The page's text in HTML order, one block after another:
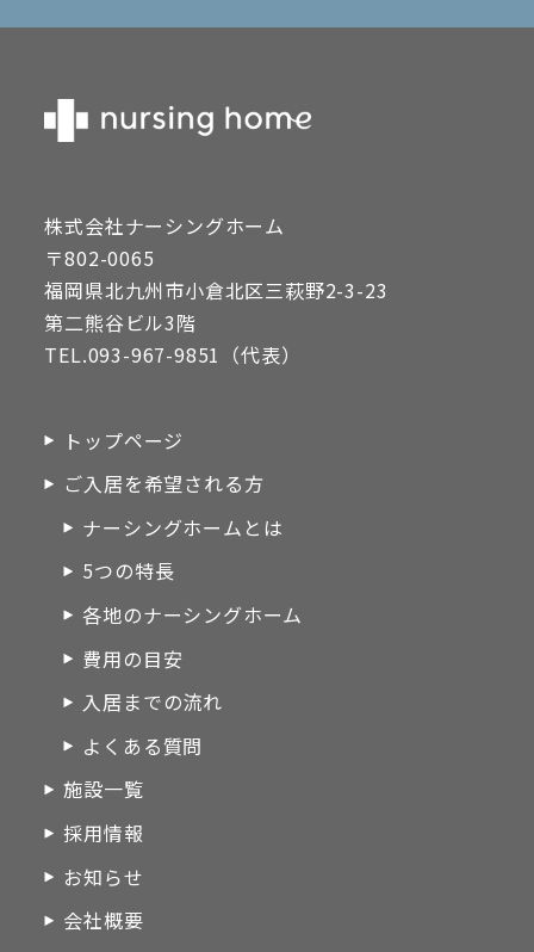
株式会社ナーシングホーム
〒802-0065
福岡県北九州市小倉北区三萩野2-3-23
第二熊谷ビル3階
TEL.093-967-9851（代表）
トップページ
ご入居を希望される方
ナーシングホームとは
5つの特長
各地のナーシングホーム
費用の目安
入居までの流れ
よくある質問
施設一覧
採用情報
お知らせ
会社概要